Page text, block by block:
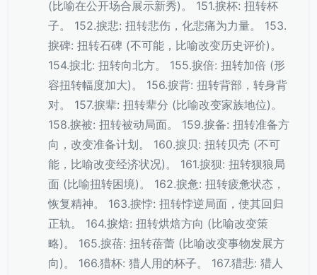
(比喻在公开场合展示新秀)。 151.捩杯: 扭转杯
子。 152.捩悲: 扭转悲伤，化悲痛为力量。 153.
捩碑: 扭转石碑 (不可能，比喻改变历史评价)。
154.捩北: 扭转向北方。 155.捩倍: 扭转加倍 (形
容扭转幅度加大)。 156.捩背: 扭转背部，转身背
对。 157.捩辈: 扭转辈分 (比喻改变家族地位)。
158.捩被: 扭转被动局面。 159.捩备: 扭转准备方
向，改变准备计划。 160.捩贝: 扭转贝壳 (不可
能，比喻改变经济状况)。 161.捩狈: 扭转狈狼局
面 (比喻扭转困境)。 162.捩惫: 扭转疲惫状态，
恢复精神。 163.捩悖: 扭转悖逆局面，使其回归
正轨。 164.捩焙: 扭转烘焙方向 (比喻改变策
略)。 165.捩蓓: 扭转蓓蕾 (比喻改变事物发展方
向)。 166.猎杯: 猎人用的杯子。 167.猎悲: 猎人